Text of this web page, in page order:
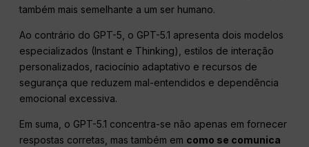
também mais semelhante a um ser humano.
Ao contrário do GPT-5, o GPT-5.1 apresenta dois modelos
especializados (Instant e Thinking), estilos de interação
personalizados, raciocínio adaptativo e recursos de
segurança que reduzem mal-entendidos e dependência
emocional excessiva.
Em suma, o GPT-5.1 concentra-se não apenas em fornecer
respostas corretas, mas também em como se comunica